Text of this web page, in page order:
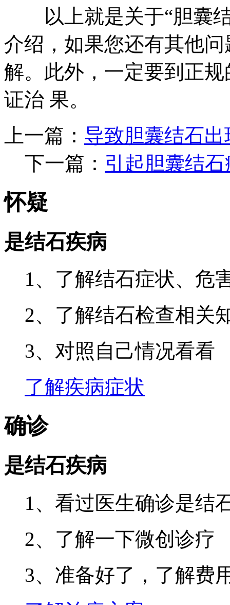
以上就是关于“胆囊结
介绍，如果您还有其他
解。此外，一定要到正
证治 果。
上一篇： 导致胆囊结石
下一篇： 引起胆囊结
怀疑
是结石疾病
1、了解结石症状、危
2、了解结石检查相关
3、对照自己情况看看
了解疾病症状
确诊
是结石疾病
1、看过医生确诊是结
2、了解一下微创诊疗
3、准备好了，了解费